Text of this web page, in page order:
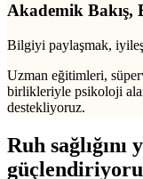
Akademik Bakış,
Bilgiyi paylaşmak,
Uzman eğitimleri,
birlikleriyle psikoloji
destekliyoruz.
Ruh sağlığını